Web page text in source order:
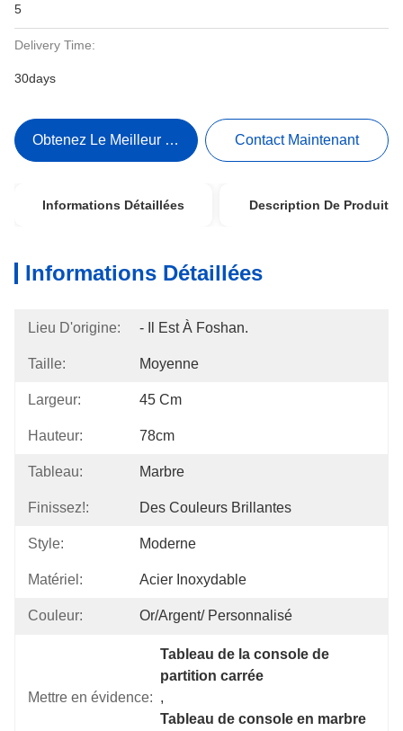
5
Delivery Time:
30days
Obtenez Le Meilleur Prix Contact Maintenant
Informations Détaillées Description De Produit
Informations Détaillées
Lieu D'origine: - Il Est À Foshan.
Taille: Moyenne
Largeur: 45 Cm
Hauteur: 78cm
Tableau: Marbre
Finissez!: Des Couleurs Brillantes
Style: Moderne
Matériel: Acier Inoxydable
Couleur: Or/Argent/ Personnalisé
Mettre en évidence:
Tableau de la console de
partition carrée
,
Tableau de console en marbre